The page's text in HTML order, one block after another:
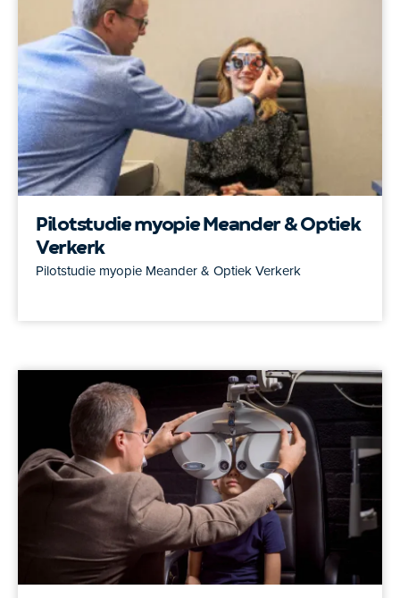
Pilotstudie myopie Meander & Optiek
Verkerk
Pilotstudie myopie Meander & Optiek Verkerk